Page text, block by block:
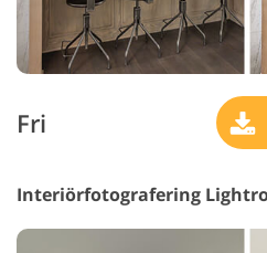
Fri